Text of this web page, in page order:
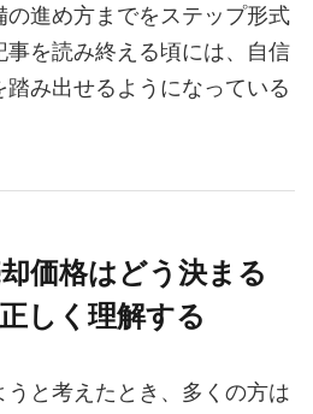
進め方までをステップ形式
を読み終える頃には、自信
み出せるようになっている
価格はどう決まる
しく理解する
と考えたとき、多くの方は